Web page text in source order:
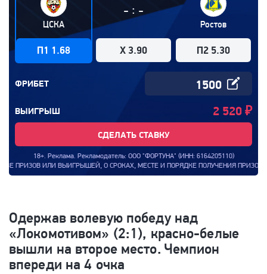
ЦСКА
П1 1.68
- : -
X 3.90
Ростов
П2 5.30
ФРИБЕТ
ВЫИГРЫШ 2 520 ₽
СДЕЛАТЬ СТАВКУ
18+. Реклама. Рекламодатель: ООО "ФОРТУНА" (ИНН: 6164205110)
СРОКАХ, МЕСТЕ И ПОРЯДКЕ ПОЛУЧЕНИЯ ПРИЗОВ ИЛИ ВЫИГРЫШЕЙ
Одержав волевую победу над
«Локомотивом» (2:1), красно-белые
вышли на второе место. Чемпион
впереди на 4 очка